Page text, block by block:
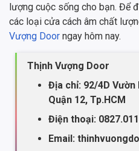
lượng cuộc sống cho bạn. Để
các loại cửa cách âm chất
Vượng Door ngay hôm nay.
Thịnh Vượng Door
Địa chỉ: 92/4D
Quận 12, Tp.HCM
Điện thoại:
Email: